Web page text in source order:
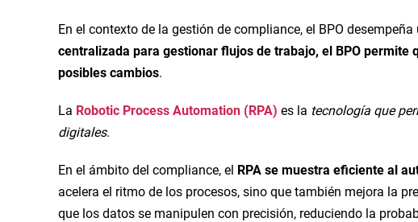
En el contexto de la gestión de compliance, el BPO
centralizada para gestionar flujos de trabajo, el BPO
posibles cambios.
La Robotic Process Automation (RPA) es la tecnología que
digitales.
En el ámbito del compliance, el RPA se muestra eficiente al
acelera el ritmo de los procesos, sino que también mejora la
que los datos se manipulen con precisión, reduciendo la